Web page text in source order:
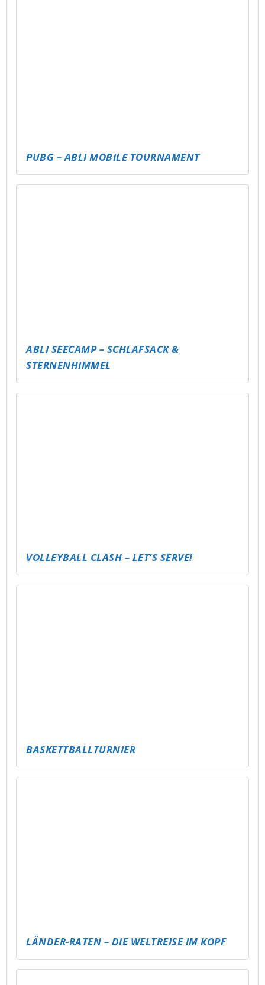
PUBG – ABLI MOBILE TOURNAMENT
ABLI SEECAMP – SCHLAFSACK &
STERNENHIMMEL
VOLLEYBALL CLASH – LET’S SERVE!
BASKETTBALLTURNIER
LÄNDER-RATEN – DIE WELTREISE IM KOPF